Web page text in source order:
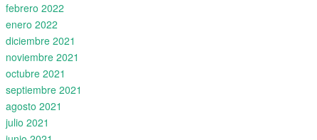
febrero 2022
enero 2022
diciembre 2021
noviembre 2021
octubre 2021
septiembre 2021
agosto 2021
julio 2021